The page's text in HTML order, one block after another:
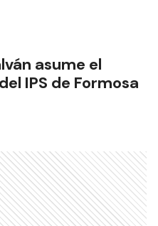
asume el
IPS de Formosa